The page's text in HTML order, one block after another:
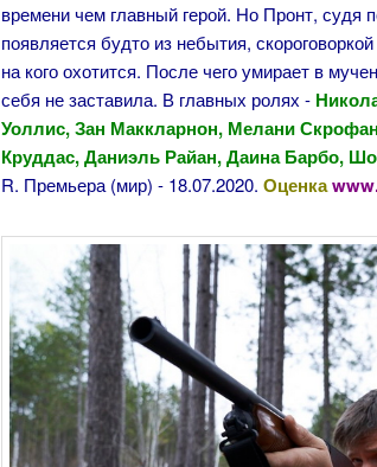
времени чем главный герой. Но Пронт, судя
появляется будто из небытия,
на кого охотится. После чего умирает в
себя не заставила. В главных ролях -
Уоллис, Зан Маккларнон, Мелани
Круддас, Даниэль Райан, Даина Барбо,
R. Премьера (мир) - 18.07.2020.Оценка